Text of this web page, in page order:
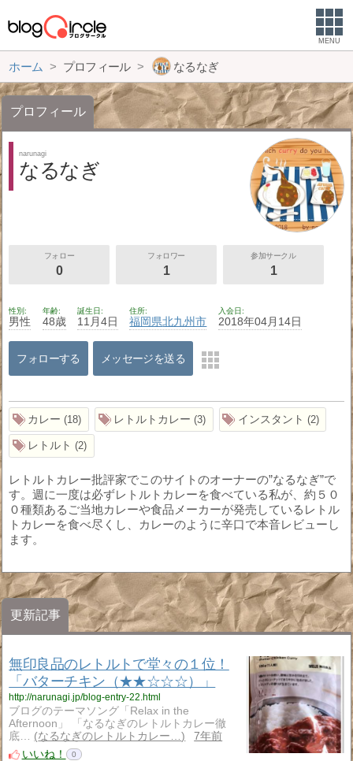
MENU
ホーム プロフィール なるなぎ
プロフィール
narunagi
なるなぎ
フォロー
0
フォロワー
1
参加サークル
1
性別
男性
年齢
48歳
誕生日
11月4日
住所
福岡県北九州市
入会日
2018年04月14日
フォローする メッセージを送る
カレー 18 レトルトカレー 3 インスタント 2
レトルト 2
レトルトカレー批評家でこのサイトのオーナーの”なるなぎ”で
す。週に一度は必ずレトルトカレーを食べている私が、約５０
０種類あるご当地カレーや食品メーカーが発売しているレトル
トカレーを食べ尽くし、カレーのように辛口で本音レビューし
ます。
更新記事
無印良品のレトルトで堂々の１位！
「バターチキン（★★☆☆☆）」
http://narunagi.jp/blog-entry-22.html
ブログのテーマソング「Relax in the
Afternoon」 「なるなぎのレトルトカレー徹
底…
なるなぎのレトルトカレー…
7年前
いいね！
0